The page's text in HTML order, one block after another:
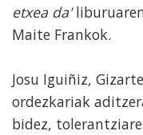
etxea da'
Maite Frankok.
Josu Iguiñiz,
ordezkariak
bidez,